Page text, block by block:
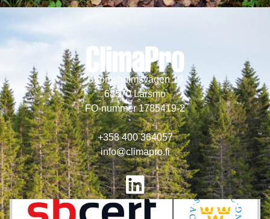
Strömsholmsvägen 19
68570 Larsmo
FO-nummer 1785419-2
+358 400 364057
info@climapro.fi